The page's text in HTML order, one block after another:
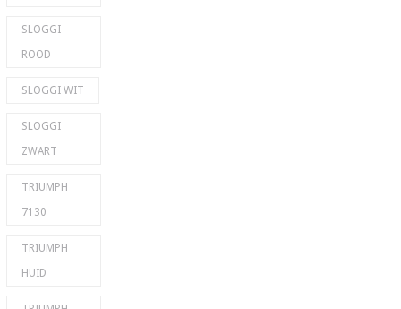
SLOGGI
ROOD
SLOGGI WIT
SLOGGI
ZWART
TRIUMPH
7130
TRIUMPH
HUID